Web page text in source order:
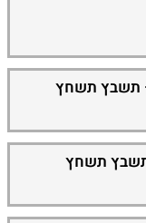
– תשבץ תשחץ
תשבץ תשחץ